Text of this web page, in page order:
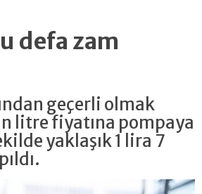
defa zam
geçerli olmak
litre fiyatına pompaya
yaklaşık 1 lira 7